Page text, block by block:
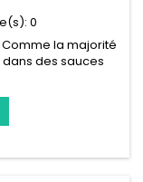
0
la majorité
dans des sauces
Il
qu’en salade. A
un maximum de
le ciseler pour